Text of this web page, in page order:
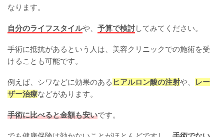
なります。
自分のライフスタイルや、 予算で検討してみてください。
手術に抵抗があるという人は、美容クリニックでの施術を受
けることも可能です。
例えば、シワなどに効果のある ヒアルロン酸の注射や、
レー
ザー治療などがあります。
手術に比べると金額も安いです。